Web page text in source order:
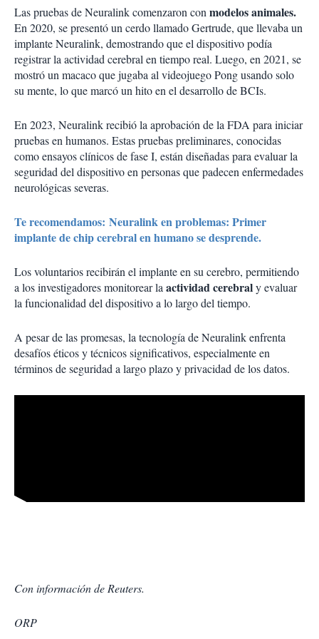
Las pruebas de Neuralink comenzaron conmodelos animales.
En 2020, se presentó un cerdo llamado Gertrude, que llevaba un
implante Neuralink, demostrando que el dispositivo podía
registrar la actividad cerebral en tiempo real. Luego, en 2021, se
mostró un macaco que jugaba al videojuego Pong usando solo
su mente, lo que marcó un hito en el desarrollo de BCIs.
En 2023, Neuralink recibió la aprobación de la FDA para iniciar
pruebas en humanos. Estas pruebas preliminares, conocidas
como ensayos clínicos de fase I, están diseñadas para evaluar la
seguridad del dispositivo en personas que padecen enfermedades
neurológicas severas.
Te recomendamos: Neuralink en problemas: Primer
implante de chip cerebral en humano se desprende.
Los voluntarios recibirán el implante en su cerebro, permitiendo
a los investigadores monitorear laactividad cerebraly evaluar
la funcionalidad del dispositivo a lo largo del tiempo.
A pesar de las promesas, la tecnología de Neuralink enfrenta
desafíos éticos y técnicos significativos, especialmente en
términos de seguridad a largo plazo y privacidad de los datos.
Con información de Reuters.
ORP